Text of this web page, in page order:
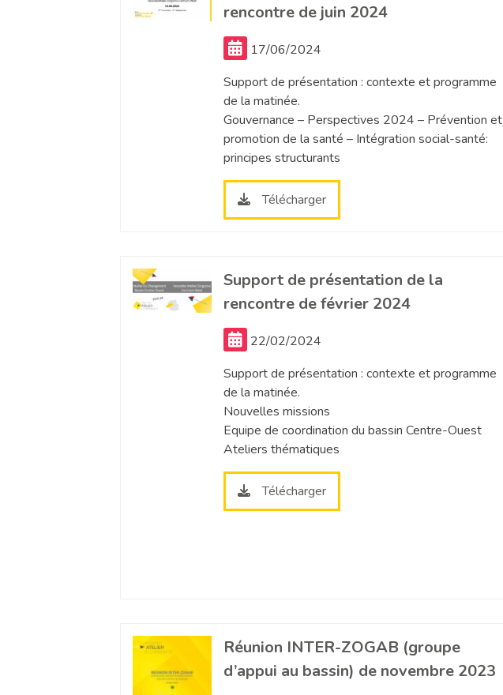
rencontre de juin 2024
17/06/2024
Support de présentation : contexte et programme
de la matinée.
Gouvernance – Perspectives 2024 – Prévention et
promotion de la santé – Intégration social-santé:
principes structurants
Télécharger
Support de présentation de la
rencontre de février 2024
22/02/2024
Support de présentation : contexte et programme
de la matinée.
Nouvelles missions
Equipe de coordination du bassin Centre-Ouest
Ateliers thématiques
Télécharger
Réunion INTER-ZOGAB (groupe
d’appui au bassin) de novembre 2023